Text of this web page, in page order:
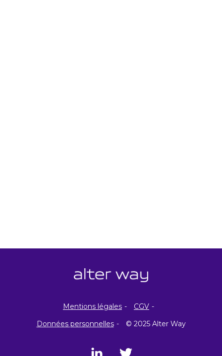
Mentions légales
CGV
Données personnelles
© 2025 Alter Way